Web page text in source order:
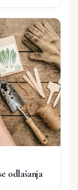
odlašanja